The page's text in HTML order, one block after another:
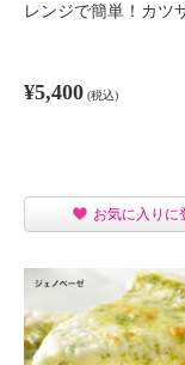
レンジで簡単！カツ
¥5,400 (税込)
お気に入りに